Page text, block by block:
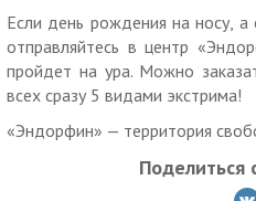
Купон действует на одного
Можно купить
Каждым купоном можно
Запишитесь по
Предъявите
Если день рождения на носу, а
отправляйтесь в центр
пройдет на ура. Можно
всех сразу 5 видами экстрима!
«Эндорфин» — территория
Поделиться